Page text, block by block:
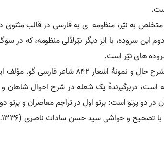
به نیّر، منظومه ای به فارسی در قالب
مثنوی معنوی است (تبریز، ۱۳۰۹ق). چاپ دوم این سروده، با اثر دیگر
های نیّر است.
دربرگیرندۀ یک شعله در شرح احوال شاهان و